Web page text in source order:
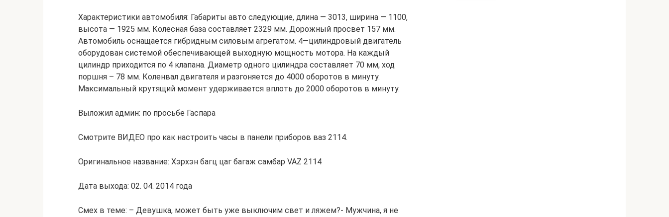
Характеристики автомобиля: Габариты авто следующие, длина — 3013, ширина — 1100,
высота — 1925 мм. Колесная база составляет 2329 мм. Дорожный просвет 157 мм.
Автомобиль оснащается гибридным силовым агрегатом. 4—цилиндровый двигатель
оборудован системой обеспечивающей выходную мощность мотора. На каждый
цилиндр приходится по 4 клапана. Диаметр одного цилиндра составляет 70 мм, ход
поршня – 78 мм. Коленвал двигателя и разгоняется до 4000 оборотов в минуту.
Максимальный крутящий момент удерживается вплоть до 2000 оборотов в минуту.
Выложил админ: по просьбе Гаспара
Cмотрите ВИДЕО про как настроить часы в панели приборов ваз 2114.
Оригинальное название: Хэрхэн багц цаг багаж самбар VAZ 2114
Дата выхода: 02. 04. 2014 года
Смех в теме: – Девушка, может быть уже выключим свет и ляжем?- Мужчина, я не